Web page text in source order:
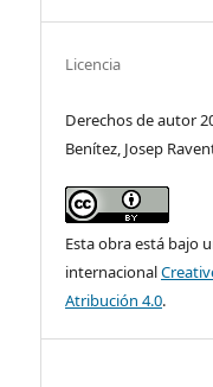
Licencia
Derechos de autor
Benítez, Josep
Esta obra está bajo
internacional
Atribución 4.0.